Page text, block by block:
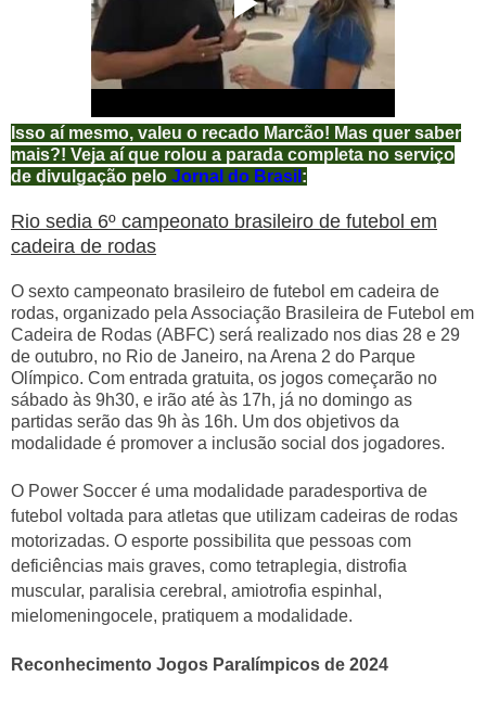
Isso aí mesmo, valeu o recado Marcão! Mas quer saber
mais?! Veja aí que rolou a parada completa no serviço
de divulgação pelo Jornal do Brasil :
Rio sedia 6º campeonato brasileiro de futebol em
cadeira de rodas
O sexto campeonato brasileiro de futebol em cadeira de
rodas, organizado pela Associação Brasileira de Futebol em
Cadeira de Rodas (ABFC) será realizado nos dias 28 e 29
de outubro, no Rio de Janeiro, na Arena 2 do Parque
Olímpico. Com entrada gratuita, os jogos começarão no
sábado às 9h30, e irão até às 17h, já no domingo as
partidas serão das 9h às 16h. Um dos objetivos da
modalidade é promover a inclusão social dos jogadores.
O Power Soccer é uma modalidade paradesportiva de
futebol voltada para atletas que utilizam cadeiras de rodas
motorizadas. O esporte possibilita que pessoas com
deficiências mais graves, como tetraplegia, distrofia
muscular, paralisia cerebral, amiotrofia espinhal,
mielomeningocele, pratiquem a modalidade.
Reconhecimento Jogos Paralímpicos de 2024